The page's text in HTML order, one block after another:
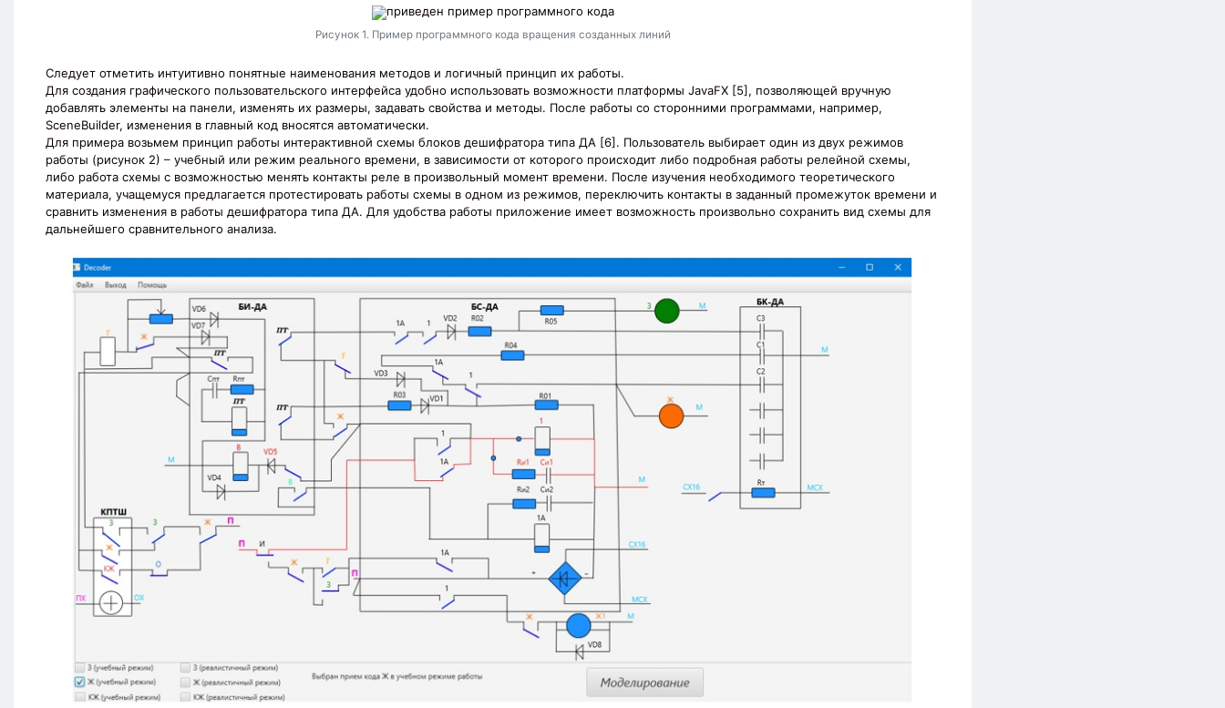
Рисунок 1. Пример программного кода вращения созданных линий
Следует отметить интуитивно понятные наименования методов и логичный принцип их работы.
Для создания графического пользовательского интерфейса удобно использовать возможности платформы JavaFX [5], позволяющей вручную
добавлять элементы на панели, изменять их размеры, задавать свойства и методы. После работы со сторонними программами, например,
SceneBuilder, изменения в главный код вносятся автоматически.
Для примера возьмем принцип работы интерактивной схемы блоков дешифратора типа ДА [6]. Пользователь выбирает один из двух режимов
работы (рисунок 2) – учебный или режим реального времени, в зависимости от которого происходит либо подробная работы релейной схемы,
либо работа схемы с возможностью менять контакты реле в произвольный момент времени. После изучения необходимого теоретического
материала, учащемуся предлагается протестировать работы схемы в одном из режимов, переключить контакты в заданный промежуток времени и
сравнить изменения в работы дешифратора типа ДА. Для удобства работы приложение имеет возможность произвольно сохранить вид схемы для
дальнейшего сравнительного анализа.